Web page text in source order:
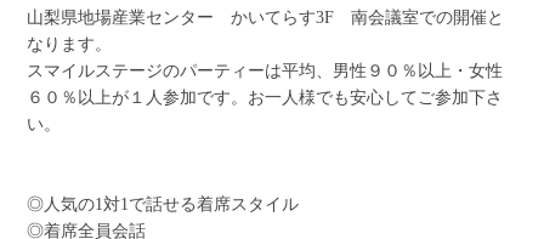
山梨県地場産業センター かいてらす3F 南会議室での開催と
なります。
スマイルステージのパーティーは平均、男性９０％以上・女性
６０％以上が１人参加です。お一人様でも安心してご参加下さ
い。
◎人気の1対1で話せる着席スタイル
◎着席全員会話